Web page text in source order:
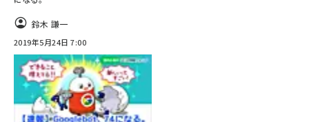
鈴木 謙一
2019年5月24日 7:00